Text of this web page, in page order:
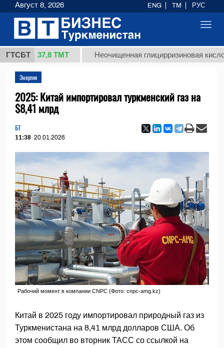
ГТСБТ
37,8 ТМТ Неочищенная глицирризиновая кислота
Энергия
2025: Китай импортировал туркменский газ на
$8,41 млрд
БТ
11:38 20.01.2026
Рабочий момент в компании CNPC (Фото: cnpc-amg.kz)
Китай в 2025 году импортировал природный газ из
Туркменистана на 8,41 млрд долларов США. Об
этом сообщил во вторник ТАСС со ссылкой на
Август 8, 2026 ENG TM РУС